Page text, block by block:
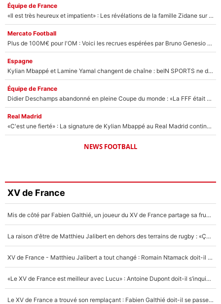
Équipe de France
«Il est très heureux et impatient» : Les révélations de la famille Zidane sur sa prise de pouvoir en équipe de France !
Mercato Football
Plus de 100M€ pour l'OM : Voici les recrues espérées par Bruno Genesio et Grégory Lorenzi après l’opération dégraissage
Espagne
Kylian Mbappé et Lamine Yamal changent de chaîne : beIN SPORTS ne digère pas cette décision historique et prédit un fiasco pour la Liga
Équipe de France
Didier Deschamps abandonné en pleine Coupe du monde : «La FFF était déjà passée à Zinedine Zidane»
Real Madrid
«C'est une fierté» : La signature de Kylian Mbappé au Real Madrid continue de régaler l'Espagne
NEWS FOOTBALL
XV de France
Mis de côté par Fabien Galthié, un joueur du XV de France partage sa frustration : «ils ne me l’ont pas dit tout de suite»
La raison d'être de Matthieu Jalibert en dehors des terrains de rugby : «Ça m'atteint autant que si tu touches à un membre de ma famille»
XV de France - Matthieu Jalibert a tout changé : Romain Ntamack doit-il s’inquiéter pour sa place à un an de la Coupe du monde ?
«Le XV de France est meilleur avec Lucu» : Antoine Dupont doit-il s’inquiéter pour sa place ?
Le XV de France a trouvé son remplaçant : Fabien Galthié doit-il se passer d'Antoine Dupont ?